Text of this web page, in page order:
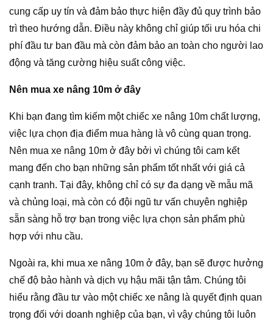
cung cấp uy tín và đảm bảo thực hiện đầy đủ quy trình bảo
trì theo hướng dẫn. Điều này không chỉ giúp tối ưu hóa chi
phí đầu tư ban đầu mà còn đảm bảo an toàn cho người lao
động và tăng cường hiệu suất công việc.
Nên mua xe nâng 10m ở đây
Khi bạn đang tìm kiếm một chiếc xe nâng 10m chất lượng,
việc lựa chọn địa điểm mua hàng là vô cùng quan trọng.
Nên mua xe nâng 10m ở đây bởi vì chúng tôi cam kết
mang đến cho bạn những sản phẩm tốt nhất với giá cả
cạnh tranh. Tại đây, không chỉ có sự đa dạng về mẫu mã
và chủng loại, mà còn có đội ngũ tư vấn chuyên nghiệp
sẵn sàng hỗ trợ bạn trong việc lựa chọn sản phẩm phù
hợp với nhu cầu.
Ngoài ra, khi mua xe nâng 10m ở đây, bạn sẽ được hưởng
chế độ bảo hành và dịch vụ hậu mãi tận tâm. Chúng tôi
hiểu rằng đầu tư vào một chiếc xe nâng là quyết định quan
trọng đối với doanh nghiệp của bạn, vì vậy chúng tôi luôn